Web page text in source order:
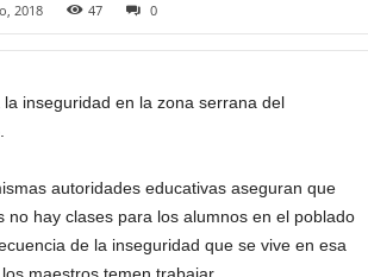
2018 47 0
la inseguridad en la zona serrana del
autoridades educativas aseguran que
no hay clases para los alumnos en el poblado
de la inseguridad que se vive en esa